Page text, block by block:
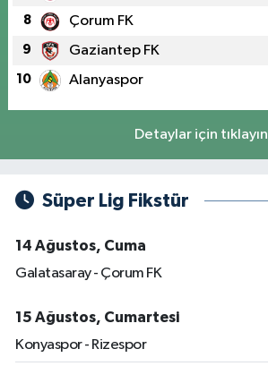
8 Çorum FK
9 Gaziantep FK
10 Alanyaspor
Detaylar için tıklayın
Süper Lig Fikstür
14 Ağustos, Cuma
Galatasaray - Çorum FK
15 Ağustos, Cumartesi
Konyaspor - Rizespor